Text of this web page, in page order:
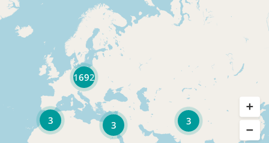
3
3
3
1692